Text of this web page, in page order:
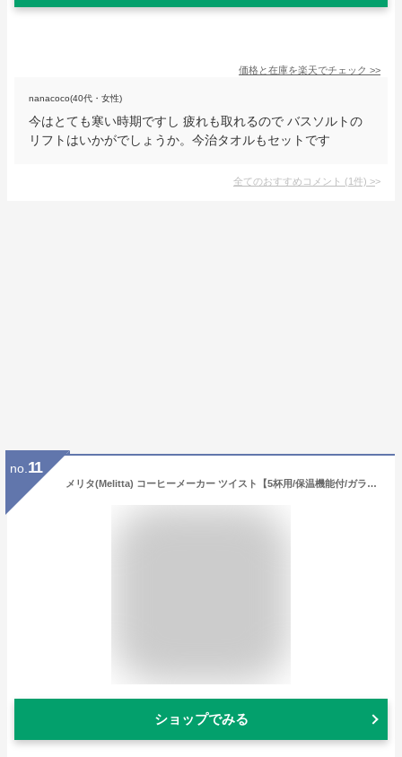
価格と在庫を楽天でチェック >>
nanacoco(40代・女性)
今はとても寒い時期ですし 疲れも取れるので バスソルトの
リフトはいかがでしょうか。今治タオルもセットです
全てのおすすめコメント (1件) >
no. 11
メリタ(Melitta) コーヒーメーカー ツイスト【5杯用/保温機能付/ガラスポット/コンパクト/アイスコーヒー]
ショップでみる